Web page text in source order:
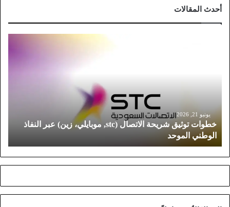
أحدث المقالات
و
ش
ر
يونيو 21, 2026
خطوات توثيق شريحة الاتصال (stc, موبايلي، زين) عبر النفاذ
الوطني الموحد